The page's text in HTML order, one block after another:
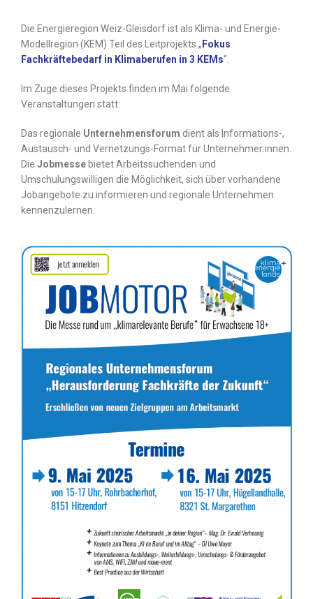
Die Energieregion Weiz-Gleisdorf ist als Klima- und Energie-
Modellregion (KEM) Teil des Leitprojekts „ Fokus
Fachkräftebedarf in Klimaberufen in 3 KEMs“.
Im Zuge dieses Projekts finden im Mai folgende
Veranstaltungen statt:
Das regionale Unternehmensforum dient als Informations-,
Austausch- und Vernetzungs-Format für Unternehmer:innen.
Die Jobmesse bietet Arbeitssuchenden und
Umschulungswilligen die Möglichkeit, sich über vorhandene
Jobangebote zu informieren und regionale Unternehmen
kennenzulernen.